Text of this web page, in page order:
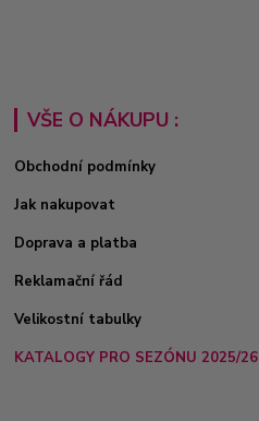
VŠE O NÁKUPU :
Obchodní podmínky
Jak nakupovat
Doprava a platba
Reklamační řád
Velikostní tabulky
KATALOGY PRO SEZÓNU 2025/26